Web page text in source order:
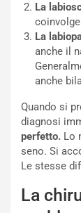
La
La
anche il
anche
Quando si
diagnosi
perfetto. Lo
seno. Si
Le stesse
La